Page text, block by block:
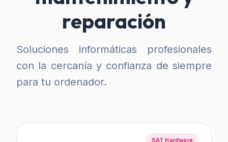
reparación
Soluciones informáticas profesionales
con la cercanía y confianza de siempre
para tu ordenador.
SAT Hardware